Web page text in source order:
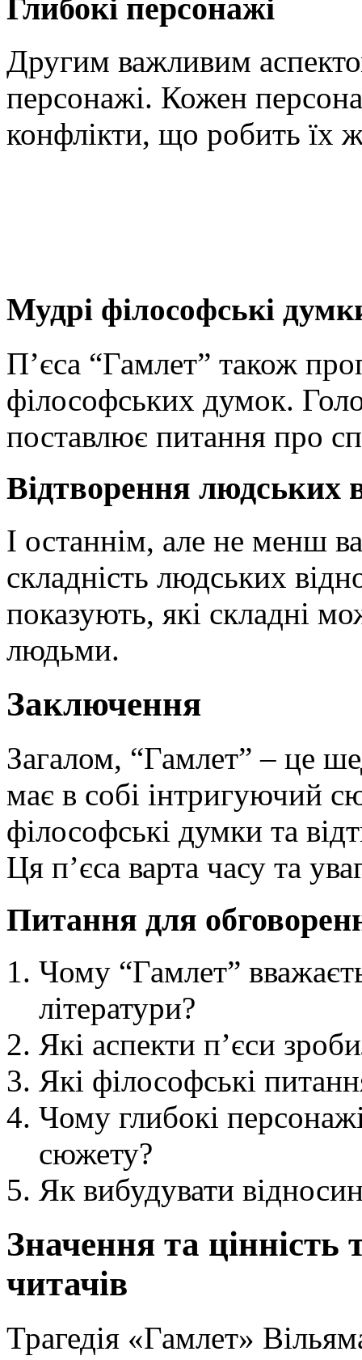
Глибокі персонажі
Другим важливим
персонажі. Кожен
конфлікти, що робить їх
Мудрі філософські
П’єса “Гамлет” також
філософських думок.
поставлює питання про
Відтворення людських
І останнім, але не менш
складність людських
показують, які складні
людьми.
Заключення
Загалом, “Гамлет” – це
має в собі інтригуючий
філософські думки та
Ця п’єса варта часу та
Питання для
Чому “Гамлет”
літератури?
Які аспекти п’єси
Які філософські
Чому глибокі
сюжету?
Як вибудувати
Значення та цінність
читачів
Трагедія «Гамлет»